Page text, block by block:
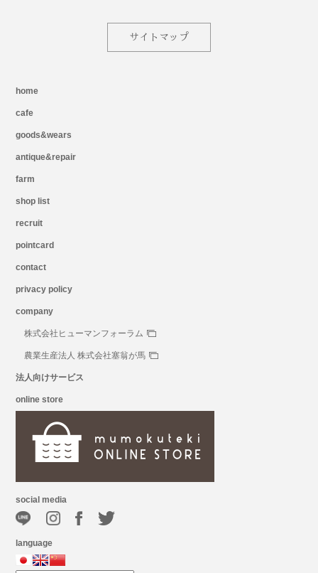
サイトマップ
home
cafe
goods&wears
antique&repair
farm
shop list
recruit
pointcard
contact
privacy policy
company
株式会社ヒューマンフォーラム
農業生産法人 株式会社塞翁が馬
法人向けサービス
online store
social media
language